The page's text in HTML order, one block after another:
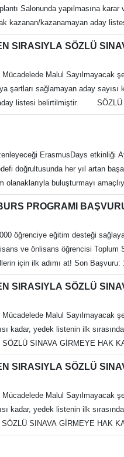
Salonunda yapılmasına
kazanan/kazanamayan aday
ayrıca tebligat yapılmayacaktır.
SIRASIYLA SÖZLÜ
Malul Sayılmayacak
sağlamayan aday sayısı
aday listesi belirtilmiştir.
belgesi (Karekodlu
belgeleyen komutanlık
Hastanelerinden “Açık alan ve
sonra ibraz edilebilir)
ErasmusDays etkinliği
doğrultusunda her yıl artan
olanaklarıyla buluşturmayı
PROGRAMI
öğrenciye eğitim desteği
ve önlisans öğrencisi
için ilk adımı at! Son
SIRASIYLA SÖZLÜ
Malul Sayılmayacak
kadar, yedek listenin ilk
Tarihçeli Yerleşim Yeri ve
e-devlet çıktısı kabul
adaylar için Askerlik Durum
her mevsim koşulunda
süre içerisinde belgeleri teslim
web sitemizde daha sonra
SIRASIYLA SÖZLÜ
Malul Sayılmayacak
kadar, yedek listenin ilk
GİRMEYE HAK KAZANAN
Tarihçeli Yerleşim Yeri ve
e-devlet çıktısı kabul